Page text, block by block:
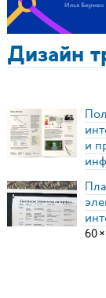
Дизайн
и
60×